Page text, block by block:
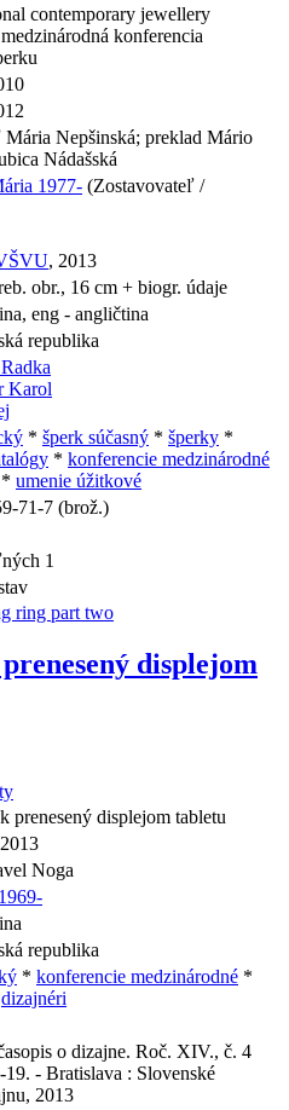
contemporary jewellery
konferencia
Mária Nepšinská; preklad Mário
Nádašská
1977- (Zostavovateľ /
, 2013
obr., 16 cm + biogr. údaje
eng - angličtina
republika
Karol
* šperk súčasný * šperky *
* konferencie medzinárodné
* umenie úžitkové
71-7 (brož.)
1
displejom
prenesený displejom tabletu
Noga
republika
* konferencie medzinárodné *
dizajnéri
o dizajne. Roč. XIV., č. 4
19. - Bratislava : Slovenské
2013